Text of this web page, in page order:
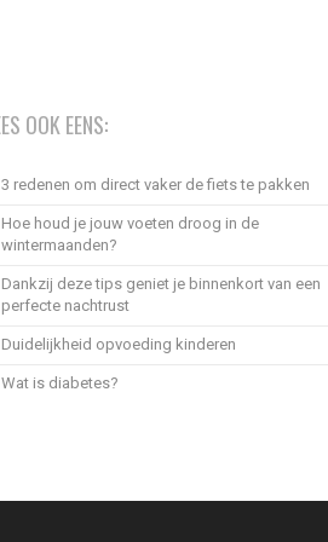
OOK EENS:
3 redenen om direct vaker de fiets te pakken
Hoe houd je jouw voeten droog in de
wintermaanden?
Dankzij deze tips geniet je binnenkort van een
perfecte nachtrust
Duidelijkheid opvoeding kinderen
Wat is diabetes?